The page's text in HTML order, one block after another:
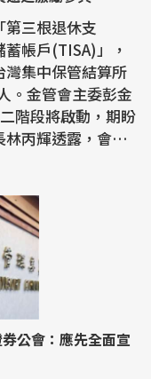
三根退休支
帳戶(TISA)」，
集中保管結算所
。金管會主委彭金
階段將啟動，期盼
丙輝透露，會朝